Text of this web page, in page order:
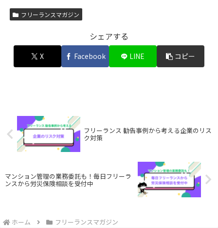
フリーランスマガジン
シェアする
X Facebook LINE コピー
フリーランス 勧告事例から考える企業のリス
ク対策
マンション管理の業務委託も！毎日フリーラ
ンスから労災保険相談を受付中
ホーム フリーランスマガジン